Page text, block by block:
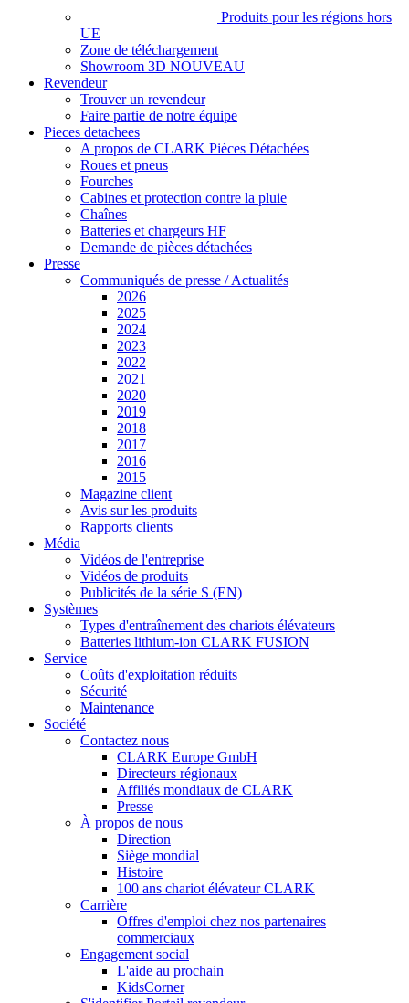
Produits pour les régions hors
UE
Zone de téléchargement
Showroom 3D NOUVEAU
Revendeur
Trouver un revendeur
Faire partie de notre équipe
Pieces detachees
A propos de CLARK Pièces Détachées
Roues et pneus
Fourches
Cabines et protection contre la pluie
Chaînes
Batteries et chargeurs HF
Demande de pièces détachées
Presse
Communiqués de presse / Actualités
2026
2025
2024
2023
2022
2021
2020
2019
2018
2017
2016
2015
Magazine client
Avis sur les produits
Rapports clients
Média
Vidéos de l'entreprise
Vidéos de produits
Publicités de la série S (EN)
Systèmes
Types d'entraînement des chariots élévateurs
Batteries lithium-ion CLARK FUSION
Service
Coûts d'exploitation réduits
Sécurité
Maintenance
Société
Contactez nous
CLARK Europe GmbH
Directeurs régionaux
Affiliés mondiaux de CLARK
Presse
À propos de nous
Direction
Siège mondial
Histoire
100 ans chariot élévateur CLARK
Carrière
Offres d'emploi chez nos partenaires
commerciaux
Engagement social
L'aide au prochain
KidsCorner